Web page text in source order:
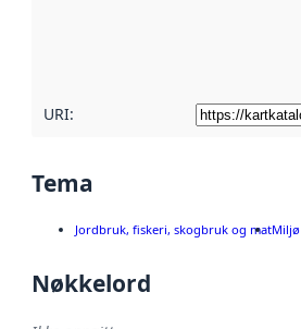
URI:
Tema
Jordbruk, fiskeri, skogbruk og matMiljø
Nøkkelord